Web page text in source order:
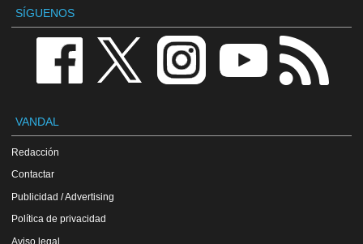
SÍGUENOS
VANDAL
Redacción
Contactar
Publicidad / Advertising
Política de privacidad
Aviso legal